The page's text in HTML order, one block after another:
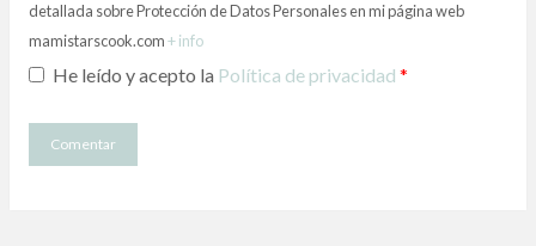
detallada sobre Protección de Datos Personales en mi página web
mamistarscook.com+ info
He leído y acepto la Política de privacidad *